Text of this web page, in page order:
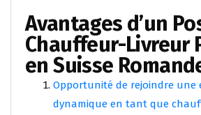
Avantages d’un
Chauffeur-Livreur
en Suisse
Opportunité de rejoindre une
dynamique en tant que